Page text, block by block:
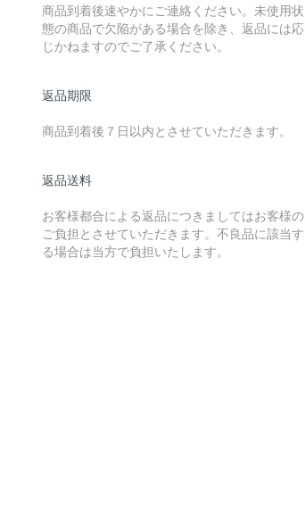
商品到着後速やかにご連絡ください。未使用状
態の商品で欠陥がある場合を除き、返品には応
じかねますのでご了承ください。
返品期限
商品到着後７日以内とさせていただきます。
返品送料
お客様都合による返品につきましてはお客様の
ご負担とさせていただきます。不良品に該当す
る場合は当方で負担いたします。